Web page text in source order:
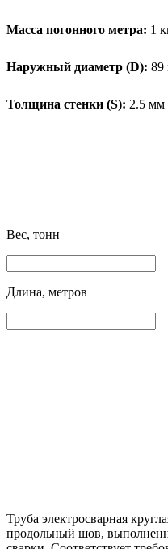
Масса погонного метра: 1
Наружный диаметр (D): 89
Толщина стенки (S): 2.5 мм
Вес, тонн
Длина, метров
Труба электросварная
продольный шов,